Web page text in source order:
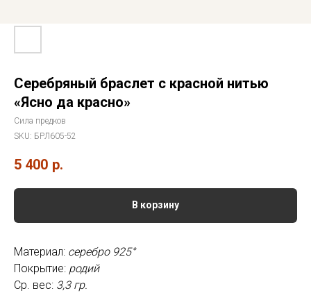
Серебряный браслет с красной нитью
«Ясно да красно»
Сила предков
SKU: БРЛ605-52
5 400 р.
В корзину
Материал: серебро 925°
Покрытие: родий
Ср. вес: 3,3 гр.